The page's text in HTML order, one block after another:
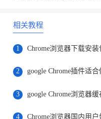
相关教程
1
2
3
4